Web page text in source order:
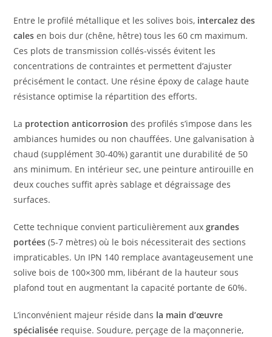
Entre le profilé métallique et les solives bois, intercalez des
cales en bois dur (chêne, hêtre) tous les 60 cm maximum.
Ces plots de transmission collés-vissés évitent les
concentrations de contraintes et permettent d’ajuster
précisément le contact. Une résine époxy de calage haute
résistance optimise la répartition des efforts.
La protection anticorrosion des profilés s’impose dans les
ambiances humides ou non chauffées. Une galvanisation à
chaud (supplément 30-40%) garantit une durabilité de 50
ans minimum. En intérieur sec, une peinture antirouille en
deux couches suffit après sablage et dégraissage des
surfaces.
Cette technique convient particulièrement auxgrandes
portées (5-7 mètres) où le bois nécessiterait des sections
impraticables. Un IPN 140 remplace avantageusement une
solive bois de 100×300 mm, libérant de la hauteur sous
plafond tout en augmentant la capacité portante de 60%.
L’inconvénient majeur réside dans la main d’œuvre
spécialisée requise. Soudure, perçage de la maçonnerie,